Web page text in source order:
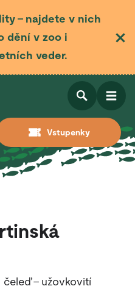
– najdete v nich
dění v zoo i
veder.
Vstupenky
Otevřít
Otevřít
čeleď – užovkovití